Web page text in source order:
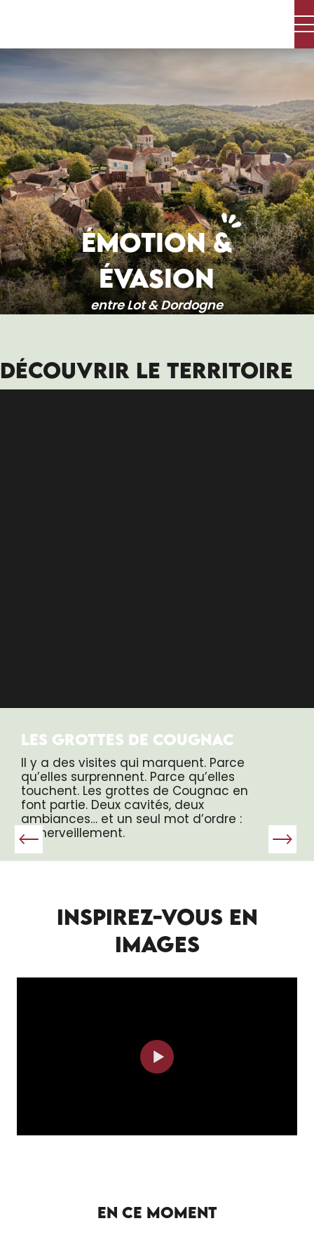
ÉMOTION &
ÉVASION
entre Lot & Dordogne
DÉCOUVRIR LE TERRITOIRE
LES GROTTES DE COUGNAC
Il y a des visites qui marquent. Parce
qu’elles surprennent. Parce qu’elles
touchent. Les grottes de Cougnac en
font partie. Deux cavités, deux
ambiances… et un seul mot d’ordre :
l’émerveillement.
INSPIREZ-VOUS EN
IMAGES
EN CE MOMENT